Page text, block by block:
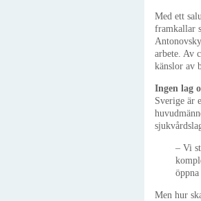
Med ett
framkallar
arbete. Av
känslor av
Ingen lag
Sverige är
– Vi
Men hur